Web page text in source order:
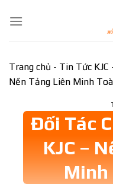
Trang chủ - Tin Tức KJC
Nền Tảng Liên Minh
Đối Tác
KJC –
Minh